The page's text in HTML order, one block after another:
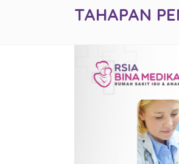
TAHAPAN